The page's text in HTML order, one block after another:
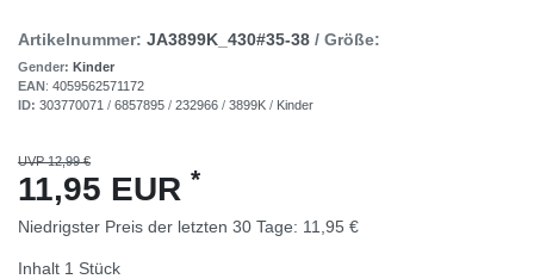
Artikelnummer: JA3899K_430#35-38 / Größe:
Gender: Kinder
EAN: 4059562571172
ID: 303770071 / 6857895 / 232966 / 3899K / Kinder
UVP 12,99 €
11,95 EUR *
Niedrigster Preis der letzten 30 Tage: 11,95 €
Inhalt 1 Stück